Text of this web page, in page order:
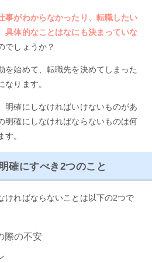
事がわからなかったり、転職したい
具体的なことはなにも決まっていな
でしょうか？
を始めて、転職先を決めてしまった
なります。
明確にしなければいけないものがあ
明確にしなければならないものは何
。
確にすべき2つのこと
ければならないことは以下の2つで
際の不安